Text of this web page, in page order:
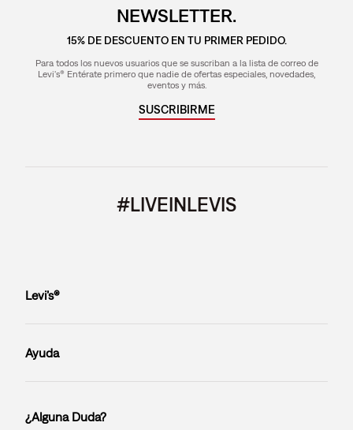
NEWSLETTER.
15% DE DESCUENTO EN TU PRIMER PEDIDO.
Para todos los nuevos usuarios que se suscriban a la lista de correo de
Levi's® Entérate primero que nadie de ofertas especiales, novedades,
eventos y más.
SUSCRIBIRME
#LIVEINLEVIS
Levi’s®
Ayuda
¿Alguna Duda?